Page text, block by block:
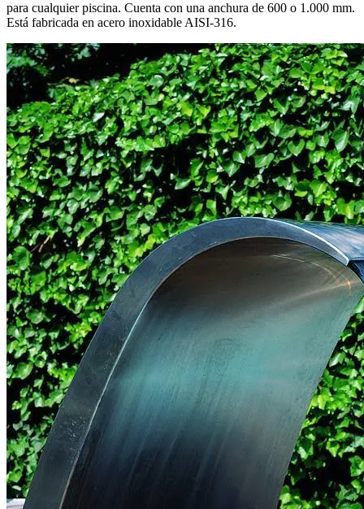
para cualquier piscina. Cuenta con una anchura de 600 o 1.000 mm.
Está fabricada en acero inoxidable AISI-316.